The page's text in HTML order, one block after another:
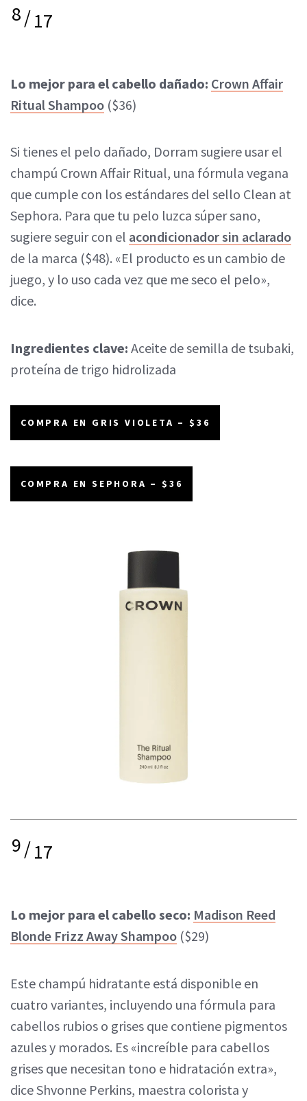
8/17
Lo mejor para el cabello dañado: Crown Affair
Ritual Shampoo ($36)
Si tienes el pelo dañado, Dorram sugiere usar el
champú Crown Affair Ritual, una fórmula vegana
que cumple con los estándares del sello Clean at
Sephora. Para que tu pelo luzca súper sano,
sugiere seguir con el acondicionador sin aclarado
de la marca ($48). «El producto es un cambio de
juego, y lo uso cada vez que me seco el pelo»,
dice.
Ingredientes clave: Aceite de semilla de tsubaki,
proteína de trigo hidrolizada
COMPRA EN GRIS VIOLETA – $36
COMPRA EN SEPHORA – $36
9/17
Lo mejor para el cabello seco: Madison Reed
Blonde Frizz Away Shampoo ($29)
Este champú hidratante está disponible en
cuatro variantes, incluyendo una fórmula para
cabellos rubios o grises que contiene pigmentos
azules y morados. Es «increíble para cabellos
grises que necesitan tono e hidratación extra»,
dice Shvonne Perkins, maestra colorista y